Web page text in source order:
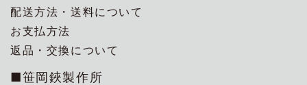
配送方法・送料について
お支払方法
返品・交換について
■笹岡鋏製作所